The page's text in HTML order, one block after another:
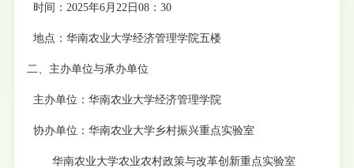
时间：2025年6月22日08：30
地点：华南农业大学经济管理学院五楼
二、主办单位与承办单位
主办单位：华南农业大学经济管理学院
协办单位：华南农业大学乡村振兴重点实验室
华南农业大学农业农村政策与改革创新重点实验室